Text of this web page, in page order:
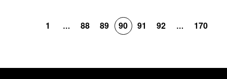
1 … 88 89 90 91 92 … 170